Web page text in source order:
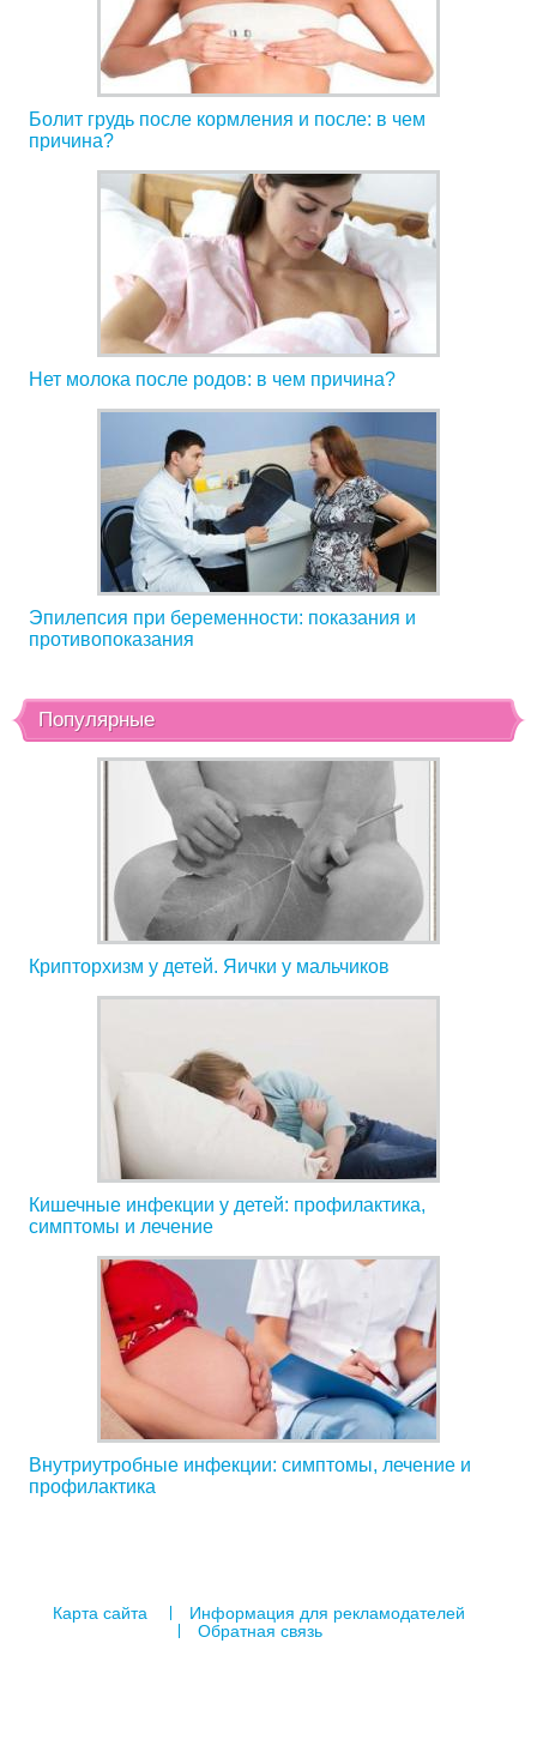
Болит грудь после кормления и после: в чем
причина?
Нет молока после родов: в чем причина?
Эпилепсия при беременности: показания и
противопоказания
Популярные
Крипторхизм у детей. Яички у мальчиков
Кишечные инфекции у детей: профилактика,
симптомы и лечение
Внутриутробные инфекции: симптомы, лечение и
профилактика
Карта сайта
Информация для рекламодателей
Обратная связь